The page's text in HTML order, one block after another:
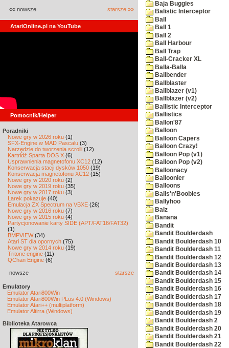
«« nowsze starsze »»
AtariOnline.pl na YouTube
Pomocnik/Helper
Poradniki
Nowe gry w 2026 roku (1)
SFX-Engine w MAD Pascalu (3)
Narzędzie do tworzenia scrolli (12)
Kartridż Sparta DOS X (6)
Usprawnienia magnetofonu XC12 (12)
Konserwacja stacji dysków 1050 (19)
Konserwacja magnetofonu XC12 (15)
Nowe gry w 2020 roku (2)
Nowe gry w 2019 roku (35)
Nowe gry w 2017 roku (3)
Larek pokazuje (40)
Emulacja ZX Spectrum na VBXE (26)
Nowe gry w 2016 roku (7)
Nowe gry w 2015 roku (4)
Partycjonowanie karty SIDE (APT/FAT16/FAT32)
(1)
BMPVIEW(34)
Atari ST dla opornych (75)
Nowe gry w 2014 roku (19)
Tritone engine (11)
QChan Engine (6)
nowsze starsze
Emulatory
Emulator Atari800Win
Emulator Atari800Win PLus 4.0 (Windows)
Emulator Atari++ (multiplatform)
Emulator Altirra (Windows)
Biblioteka Atarowca
Baja Buggies
Balistic Interceptor
Ball
Ball 1
Ball 2
Ball Harbour
Ball Trap
Ball-Cracker XL
Balla-Balla
Ballbender
Ballblaster
Ballblazer (v1)
Ballblazer (v2)
Ballistic Interceptor
Ballistics
Ballon'87
Balloon
Balloon Capers
Balloon Crazy!
Balloon Pop (v1)
Balloon Pop (v2)
Balloonacy
Balloonier
Balloons
Balls'n'Boobies
Ballyhoo
Balz
Banana
Bandit
Bandit Boulderdash
Bandit Boulderdash 10
Bandit Boulderdash 11
Bandit Boulderdash 12
Bandit Boulderdash 13
Bandit Boulderdash 14
Bandit Boulderdash 15
Bandit Boulderdash 16
Bandit Boulderdash 17
Bandit Boulderdash 18
Bandit Boulderdash 19
Bandit Boulderdash 2
Bandit Boulderdash 20
Bandit Boulderdash 21
Bandit Boulderdash 22